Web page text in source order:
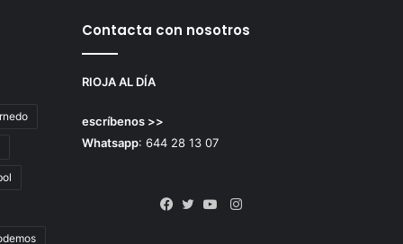
Contacta con nosotros
RIOJA AL DÍA
escríbenos >>
Whatsapp: 644 28 13 07
Instagram